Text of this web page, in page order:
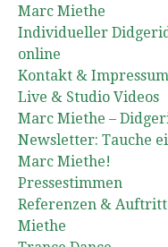
Marc Miethe
Individueller
online
Kontakt & Impressum
Live & Studio Videos
Marc Miethe –
Newsletter: Tauche
Marc Miethe!
Pressestimmen
Referenzen &
Miethe